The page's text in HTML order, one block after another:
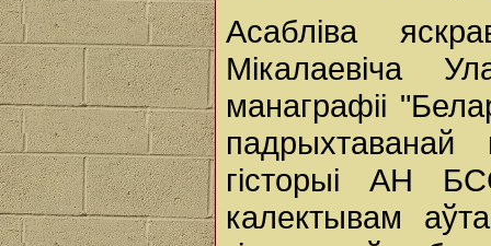
Асабліва
Мікалаевіча
манаграфіі
гісторыі АН
калектывам